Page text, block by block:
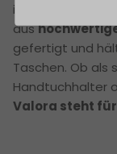
in wenigen
aus
gefertigt und
Taschen. Ob als
Handtuchhalter
Valora steht